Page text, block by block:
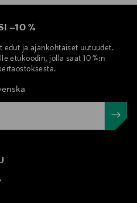
–10 %
edut ja ajankohtaiset uutuudet.
etukoodin, jolla saat 10 %:n